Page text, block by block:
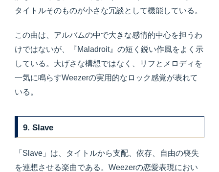
タイトルそのものが小さな冗談として機能している。
この曲は、アルバムの中で大きな感情的中心を担うわ
けではないが、『Maladroit』の短く鋭い作風をよく示
している。大げさな構想ではなく、リフとメロディを
一気に鳴らすWeezerの実用的なロック感覚が表れて
いる。
9. Slave
「Slave」は、タイトルから支配、依存、自由の喪失
を連想させる楽曲である。Weezerの恋愛表現におい